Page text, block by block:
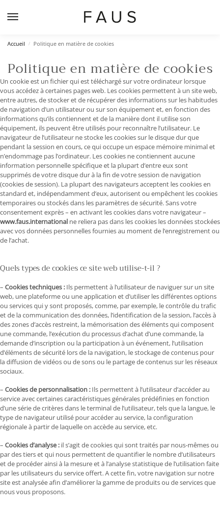
Accueil / Politique en matière de cookies
Politique en matière de cookies
Un cookie est un fichier qui est téléchargé sur votre ordinateur lorsque
vous accédez à certaines pages web. Les cookies permettent à un site web,
entre autres, de stocker et de récupérer des informations sur les habitudes
de navigation d’un utilisateur ou sur son équipement et, en fonction des
informations qu’ils contiennent et de la manière dont il utilise son
équipement, ils peuvent être utilisés pour reconnaître l’utilisateur. Le
navigateur de l’utilisateur ne stocke les cookies sur le disque dur que
pendant la session en cours, ce qui occupe un espace mémoire minimal et
n’endommage pas l’ordinateur. Les cookies ne contiennent aucune
information personnelle spécifique et la plupart d’entre eux sont
supprimés de votre disque dur à la fin de votre session de navigation
(cookies de session). La plupart des navigateurs acceptent les cookies en
standard et, indépendamment d’eux, autorisent ou empêchent les cookies
temporaires ou stockés dans les paramètres de sécurité. Sans votre
consentement exprès – en activant les cookies dans votre navigateur –
www.faus.international ne reliera pas dans les cookies les données stockées
avec vos données personnelles fournies au moment de l’enregistrement ou
de l’achat.
Quels types de cookies ce site web utilise-t-il ?
– Cookies techniques : Ils permettent à l’utilisateur de naviguer sur un site
web, une plateforme ou une application et d’utiliser les différentes options
ou services qui y sont proposés, comme, par exemple, le contrôle du trafic
et de la communication des données, l’identification de la session, l’accès à
des zones d’accès restreint, la mémorisation des éléments qui composent
une commande, l’exécution du processus d’achat d’une commande, la
demande d’inscription ou la participation à un événement, l’utilisation
d’éléments de sécurité lors de la navigation, le stockage de contenus pour
la diffusion de vidéos ou de sons ou le partage de contenus sur les réseaux
sociaux.
– Cookies de personnalisation : Ils permettent à l’utilisateur d’accéder au
service avec certaines caractéristiques générales prédéfinies en fonction
d’une série de critères dans le terminal de l’utilisateur, tels que la langue, le
type de navigateur utilisé pour accéder au service, la configuration
régionale à partir de laquelle on accède au service, etc.
– Cookies d’analyse : il s’agit de cookies qui sont traités par nous-mêmes ou
par des tiers et qui nous permettent de quantifier le nombre d’utilisateurs
et de procéder ainsi à la mesure et à l’analyse statistique de l’utilisation faite
par les utilisateurs du service offert. A cette fin, votre navigation sur notre
site est analysée afin d’améliorer la gamme de produits ou de services que
nous vous proposons.